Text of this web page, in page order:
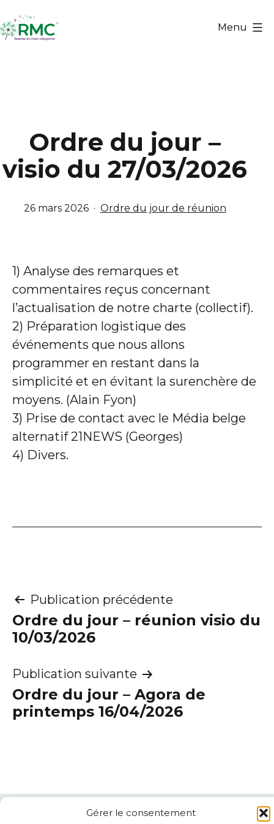
Gérer le consentement
au
contenu
Menu
Ordre du jour –
visio du 27/03/2026
Publié
26 mars 2026
Catégorisé
Ordre du jour de réunion
1) Analyse des remarques et
commentaires reçus concernant
l’actualisation de notre charte (collectif).
2) Préparation logistique des
événements que nous allons
programmer en restant dans la
simplicité et en évitant la surenchère de
moyens. (Alain Fyon)
3) Prise de contact avec le Média belge
alternatif 21NEWS (Georges)
4) Divers.
Navigation
de
Publication précédente
Ordre du jour – réunion visio du
10/03/2026
Publication suivante
Ordre du jour – Agora de
printemps 16/04/2026